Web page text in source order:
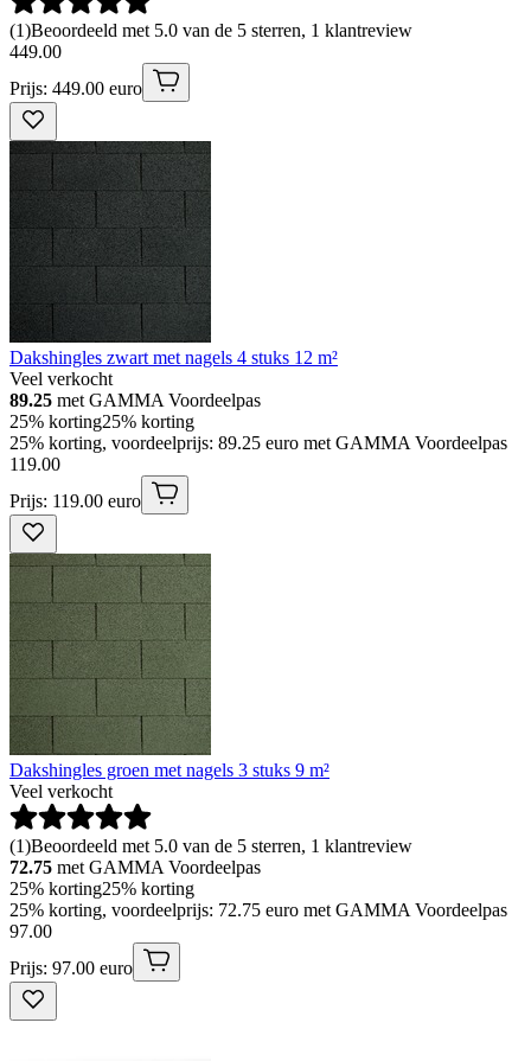
(1)Beoordeeld met 5.0 van de 5 sterren, 1 klantreview
449.00
Prijs: 449.00 euro
Dakshingles zwart met nagels 4 stuks 12 m²
Veel verkocht
89.25 met GAMMA Voordeelpas
25% korting25% korting
25% korting, voordeelprijs: 89.25 euro met GAMMA Voordeelpas
119.00
Prijs: 119.00 euro
Dakshingles groen met nagels 3 stuks 9 m²
Veel verkocht
(1)Beoordeeld met 5.0 van de 5 sterren, 1 klantreview
72.75 met GAMMA Voordeelpas
25% korting25% korting
25% korting, voordeelprijs: 72.75 euro met GAMMA Voordeelpas
97.00
Prijs: 97.00 euro